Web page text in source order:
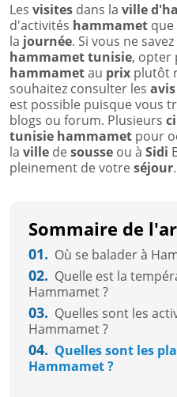
Les visites dans la ville
d'activités hammamet que
la journée. Si vous ne
hammamet tunisie, opter
hammametau prix plutôt
souhaitez consulter les avis
est possible puisque vous
blogs ou forum. Plusieurs
tunisie hammamet pour
la ville desousse ou à Sidi
pleinement de votreséjour.
Sommaire de
01. Où se balader à
02. Quelle est la
Hammamet ?
03. Quelles sont les
Hammamet ?
04. Quelles sont les
Hammamet ?